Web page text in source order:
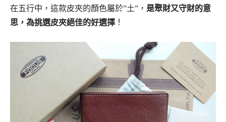
在五行中，這款皮夾的顏色屬於”土”， 是聚財又守財的意
思，為挑選皮夾絕佳的好選擇 ！